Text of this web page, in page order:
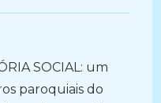
SOCIAL: um
paroquiais do